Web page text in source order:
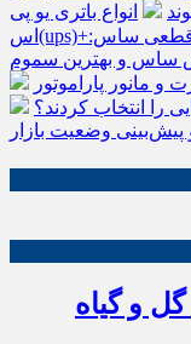
انواع باتری یو پی
قطعی ساس:
ساس و بهترین سموم
و مانور پاراموتور
و گیاه